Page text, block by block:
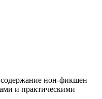
нон-фикшен
и практическими